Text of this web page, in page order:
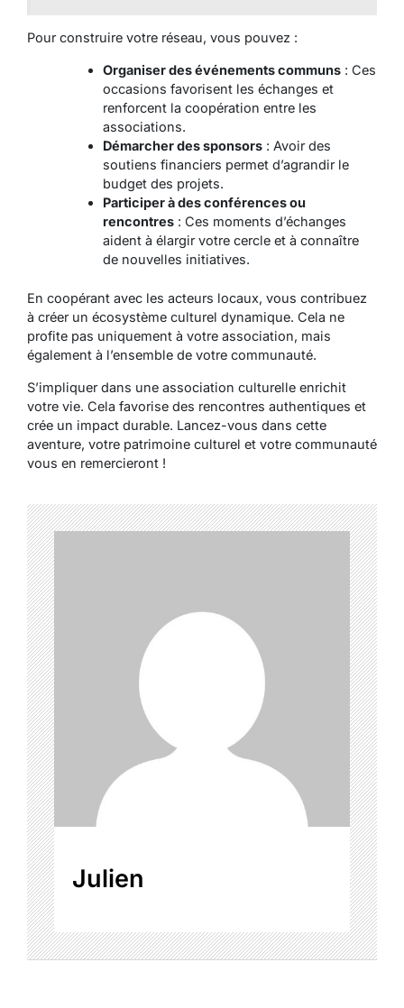
Pour construire votre réseau, vous pouvez :
Organiser des événements communs: Ces
occasions favorisent les échanges et
renforcent la coopération entre les
associations.
Démarcher des sponsors: Avoir des
soutiens financiers permet d’agrandir le
budget des projets.
Participer à des conférences ou
rencontres: Ces moments d’échanges
aident à élargir votre cercle et à connaître
de nouvelles initiatives.
En coopérant avec les acteurs locaux, vous contribuez
à créer un écosystème culturel dynamique. Cela ne
profite pas uniquement à votre association, mais
également à l’ensemble de votre communauté.
S’impliquer dans une association culturelle enrichit
votre vie. Cela favorise des rencontres authentiques et
crée un impact durable. Lancez-vous dans cette
aventure, votre patrimoine culturel et votre communauté
vous en remercieront !
Julien